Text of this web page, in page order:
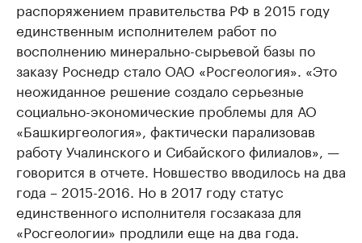
распоряжением правительства РФ в 2015 году
единственным исполнителем работ по
восполнению минерально-сырьевой базы по
заказу Роснедр стало ОАО «Росгеология». «Это
неожиданное решение создало серьезные
социально-экономические проблемы для АО
«Башкиргеология», фактически парализовав
работу Учалинского и Сибайского филиалов», —
говорится в отчете. Новшество вводилось на два
года – 2015-2016. Но в 2017 году статус
единственного исполнителя госзаказа для
«Росгеологии» продлили еще на два года.